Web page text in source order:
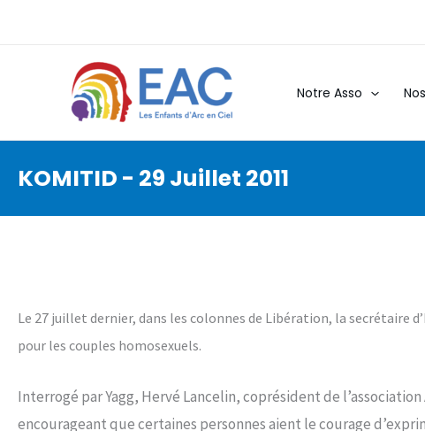
Notre Asso
KOMITID - 29 Juillet 2011
Le 27 juillet dernier, dans les colonnes de Libération, la secrétaire
pour les couples homosexuels.
Interrogé par Yagg, Hervé Lancelin, coprésident de
encourageant que certaines personnes aient le courage